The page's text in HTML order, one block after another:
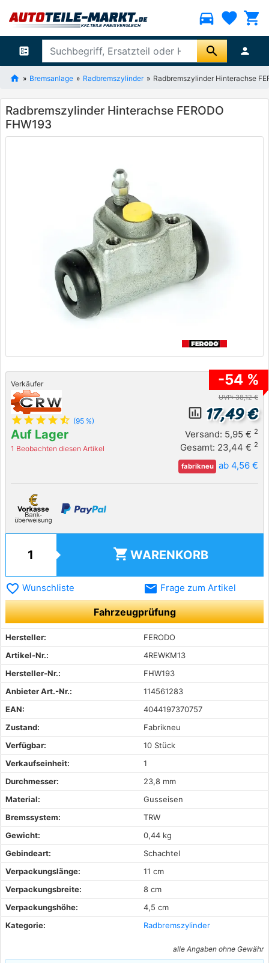
directions_car favorite shopping_cart
ballot search person
Bremsanlage Radbremszylinder Radbremszylinder Hinterachse
Radbremszylinder Hinterachse FERODO
FHW193
Verkäufer
star star star star star_half (95 %)
Auf Lager
1 Beobachten diesen Artikel
-54 %
UVP: 38,12 €
insert_chart_outlined 17,49 €
Versand: 5,95 € 2
Gesamt: 23,44 € 2
fabrikneu ab 4,56 €
shopping_cart WARENKORB
favorite_border Wunschliste email Frage zum Artikel
Fahrzeugprüfung
Hersteller:
FERODO
Artikel-Nr.:
4REWKM13
Hersteller-Nr.:
FHW193
Anbieter Art.-Nr.:
114561283
EAN:
4044197370757
Zustand:
Fabrikneu
Verfügbar:
10 Stück
Verkaufseinheit:
1
Durchmesser:
23,8 mm
Material:
Gusseisen
Bremssystem:
TRW
Gewicht:
0,44 kg
Gebindeart:
Schachtel
Verpackungslänge:
11 cm
Verpackungsbreite:
8 cm
Verpackungshöhe:
4,5 cm
Kategorie:
Radbremszylinder
alle Angaben ohne Gewähr